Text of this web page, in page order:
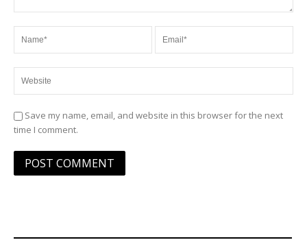
Save my name, email, and website in this browser for the next
time I comment.